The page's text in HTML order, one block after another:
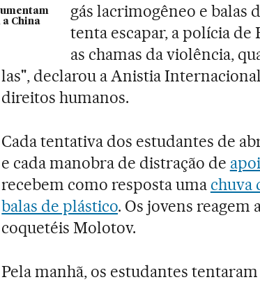
a China
gás lacrimogêneo e balas
tenta escapar, a polícia
as chamas da violência,
las", declarou a Anistia
direitos humanos.
Cada tentativa dos estudantes de
e cada manobra de distração de
recebem como resposta uma chuva
balas de plástico. Os jovens reagem
coquetéis Molotov.
Pela manhã, os estudantes